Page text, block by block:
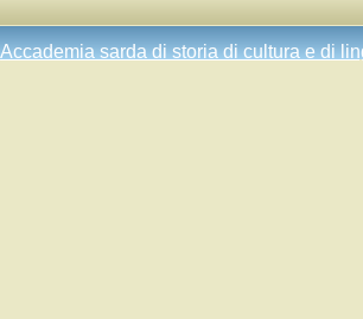
Accademia sarda di storia di cultura e di